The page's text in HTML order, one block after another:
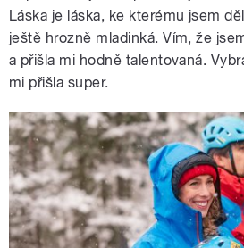
Láska je láska, ke kterému jsem
ještě hrozně mladinká. Vím, že
a přišla mi hodně talentovaná.
mi přišla super.